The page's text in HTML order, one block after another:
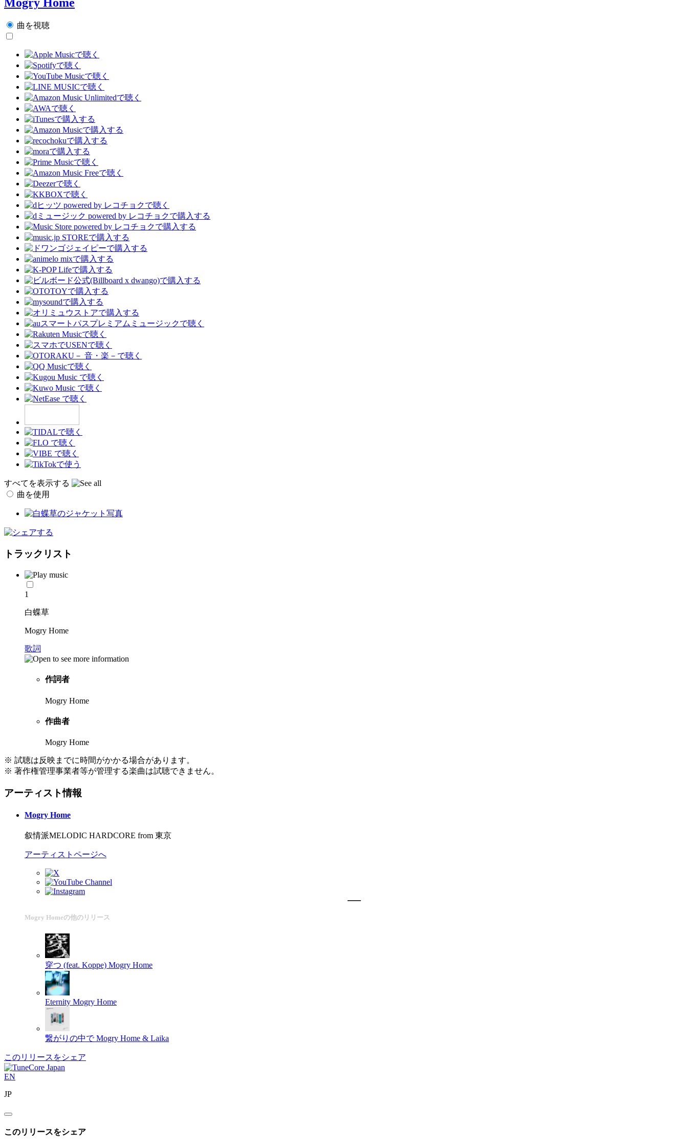
曲を視聴
すべてを表示する
曲を使用
トラックリスト
1
白蝶草
Mogry Home
歌詞
作詞者
Mogry Home
作曲者
Mogry Home
※ 試聴は反映までに時間がかかる場合があります。
※ 著作権管理事業者等が管理する楽曲は試聴できません。
アーティスト情報
Mogry Home
叙情派MELODIC HARDCORE from 東京
アーティストページへ
Mogry Homeの他のリリース
穿つ (feat. Koppe) Mogry Home
Eternity Mogry Home
繋がりの中で Mogry Home & Laika
このリリースをシェア
EN
JP
このリリースをシェア